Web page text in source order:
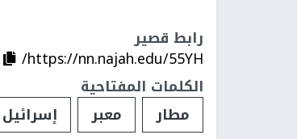
رابط قصير
https://nn.najah.edu/55YH/
الكلمات المفتاحية
مطار
معبر إسرائيل